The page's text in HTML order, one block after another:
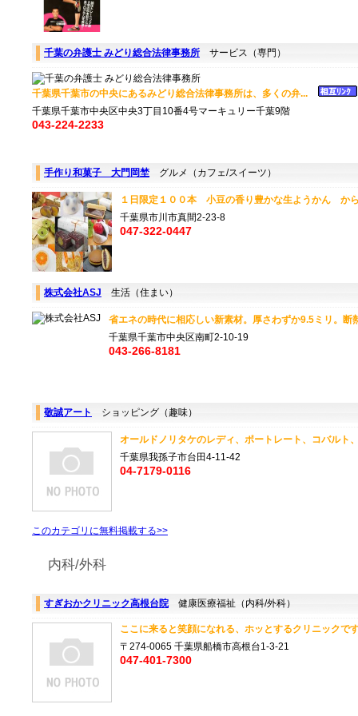
千葉の弁護士 みどり総合法律事務所 サービス（専門）
千葉県千葉市の中央にあるみどり総合法律事務所は、多くの弁...
千葉県千葉市中央区中央3丁目10番4号マーキュリー千葉9階
043-224-2233
手作り和菓子 大門岡埜 グルメ（カフェ/スイーツ）
１日限定１００本 小豆の香り豊かな生ようかん か
千葉県市川市真間2-23-8
047-322-0447
株式会社ASJ 生活（住まい）
省エネの時代に相応しい新素材。厚さわずか9.5ミリ。
千葉県千葉市中央区南町2-10-19
043-266-8181
敬誠アート ショッピング（趣味）
オールドノリタケのレディ、ポートレート、コバル
千葉県我孫子市台田4-11-42
04-7179-0116
このカテゴリに無料掲載する>>
内科/外科
すぎおかクリニック高根台院 健康医療福祉（内科/外科）
ここに来ると笑顔になれる、ホッとするクリニックで
〒274-0065 千葉県船橋市高根台1-3-21
047-401-7300